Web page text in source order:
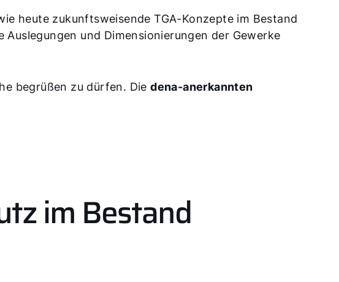
heute zukunftsweisende TGA-Konzepte im Bestand
und Dimensionierungen der Gewerke
begrüßen zu dürfen. Diedena-anerkannten
im Bestand